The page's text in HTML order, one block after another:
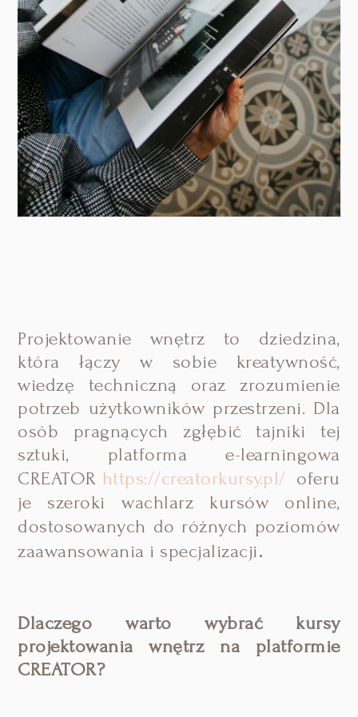
Projektowanie wnętrz to dziedzina,
która łączy w sobie kreatywność,
wiedzę techniczną oraz zrozumienie
potrzeb użytkowników przestrzeni. Dla
osób pragnących zgłębić tajniki tej
sztuki, platforma e-learningowa
CREATOR https://creatorkursy.pl/ oferu
je szeroki wachlarz kursów online,
dostosowanych do różnych poziomów
zaawansowania i specjalizacji.
Dlaczego warto wybrać kursy
projektowania wnętrz na platformie
CREATOR?